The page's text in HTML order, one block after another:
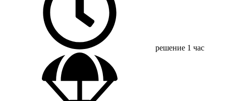
решение 1 час